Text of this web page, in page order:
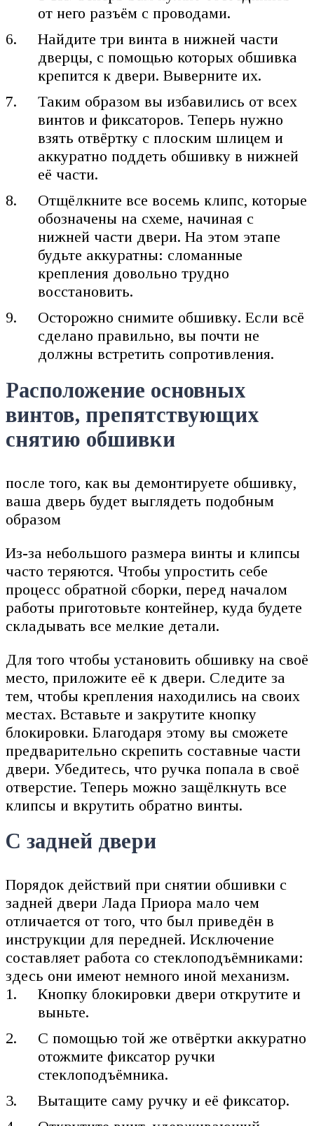
от него разъём с проводами.
Найдите три винта в нижней части
дверцы, с помощью которых обшивка
крепится к двери. Выверните их.
Таким образом вы избавились от всех
винтов и фиксаторов. Теперь нужно
взять отвёртку с плоским шлицем и
аккуратно поддеть обшивку в нижней
её части.
Отщёлкните все восемь клипс, которые
обозначены на схеме, начиная с
нижней части двери. На этом этапе
будьте аккуратны: сломанные
крепления довольно трудно
восстановить.
Осторожно снимите обшивку. Если всё
сделано правильно, вы почти не
должны встретить сопротивления.
Расположение основных
винтов, препятствующих
снятию обшивки
после того, как вы демонтируете обшивку,
ваша дверь будет выглядеть подобным
образом
Из-за небольшого размера винты и клипсы
часто теряются. Чтобы упростить себе
процесс обратной сборки, перед началом
работы приготовьте контейнер, куда будете
складывать все мелкие детали.
Для того чтобы установить обшивку на своё
место, приложите её к двери. Следите за
тем, чтобы крепления находились на своих
местах. Вставьте и закрутите кнопку
блокировки. Благодаря этому вы сможете
предварительно скрепить составные части
двери. Убедитесь, что ручка попала в своё
отверстие. Теперь можно защёлкнуть все
клипсы и вкрутить обратно винты.
С задней двери
Порядок действий при снятии обшивки с
задней двери Лада Приора мало чем
отличается от того, что был приведён в
инструкции для передней. Исключение
составляет работа со стеклоподъёмниками:
здесь они имеют немного иной механизм.
Кнопку блокировки двери открутите и
выньте.
С помощью той же отвёртки аккуратно
отожмите фиксатор ручки
стеклоподъёмника.
Вытащите саму ручку и её фиксатор.